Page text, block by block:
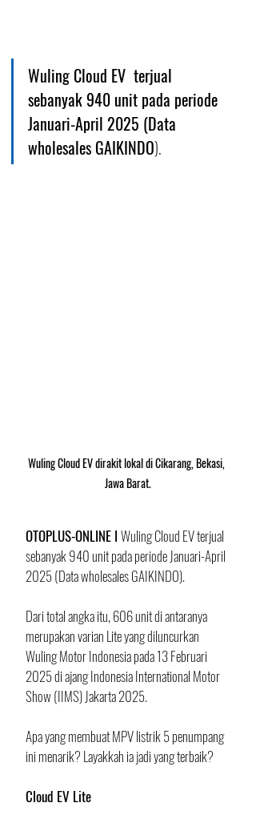
Wuling Cloud EV  terjual
sebanyak 940 unit pada periode
Januari-April 2025 (Data
wholesales GAIKINDO).
Wuling Cloud EV dirakit lokal di Cikarang, Bekasi,
Jawa Barat.
OTOPLUS-ONLINE I Wuling Cloud EV terjual
sebanyak 940 unit pada periode Januari-April
2025 (Data wholesales GAIKINDO).
Dari total angka itu, 606 unit di antaranya
merupakan varian Lite yang diluncurkan
Wuling Motor Indonesia pada 13 Februari
2025 di ajang Indonesia International Motor
Show (IIMS) Jakarta 2025.
Apa yang membuat MPV listrik 5 penumpang
ini menarik? Layakkah ia jadi yang terbaik?
Cloud EV Lite